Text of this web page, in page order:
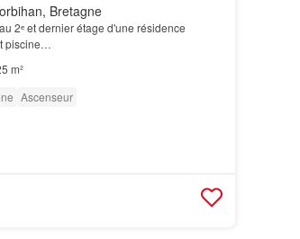
Bretagne
2ᵉ et dernier étage d'une résidence
piscine…
m²
Ascenseur